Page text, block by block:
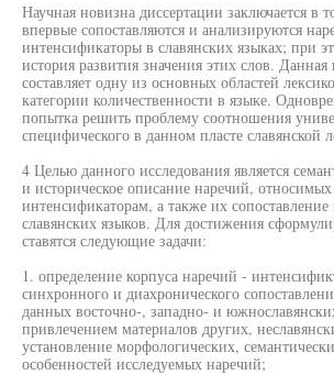
Научная новизна диссертации заключается в
впервые сопоставляются и анализируются
интенсификаторы в славянских языках; при
история развития значения этих слов. Данная
составляет одну из основных областей
категории количественности в языке.
попытка решить проблему соотношения
специфического в данном пласте славянской
4 Целью данного исследования является
и историческое описание наречий,
интенсификаторам, а также их сопоставление
славянских языков. Для достижения
ставятся следующие задачи:
1. определение корпуса наречий -
синхронного и диахронического
данных восточно-, западно- и
привлечением материалов других,
установление морфологических,
особенностей исследуемых наречий;